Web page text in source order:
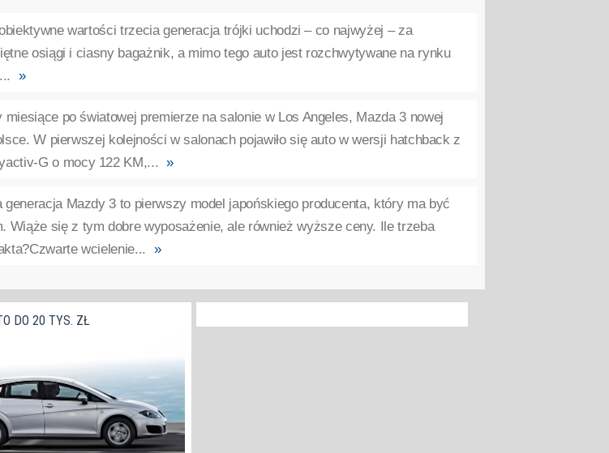
wartości trzecia generacja trójki uchodzi – co najwyżej – za
osiągi i ciasny bagażnik, a mimo tego auto jest rozchwytywane na rynku
»
miesiące po światowej premierze na salonie w Los Angeles, Mazda 3 nowej
W pierwszej kolejności w salonach pojawiło się auto w wersji hatchback z
G o mocy 122 KM,... »
generacja Mazdy 3 to pierwszy model japońskiego producenta, który ma być
Wiąże się z tym dobre wyposażenie, ale również wyższe ceny. Ile trzeba
wcielenie... »
DO 20 TYS. ZŁ